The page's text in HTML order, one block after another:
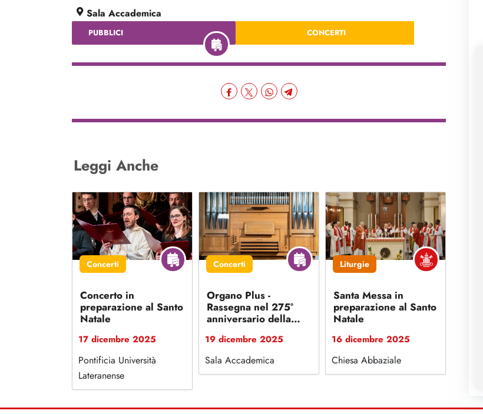
Sala Accademica
PUBBLICI CONCERTI
Leggi Anche
Concerti
Concerto in
preparazione al Santo
Natale
17 dicembre 2025
Pontificia Università
Lateranense
Concerti
Organo Plus -
Rassegna nel 275°
anniversario della
Bach
19 dicembre 2025
Sala Accademica
Liturgie
Santa Messa in
preparazione al Santo
Natale
16 dicembre 2025
Chiesa Abbaziale